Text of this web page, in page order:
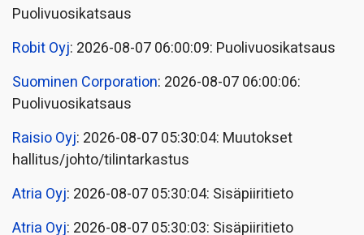
Puolivuosikatsaus
Robit Oyj: 2026-08-07 06:00:09: Puolivuosikatsaus
Suominen Corporation: 2026-08-07 06:00:06:
Puolivuosikatsaus
Raisio Oyj: 2026-08-07 05:30:04: Muutokset
hallitus/johto/tilintarkastus
Atria Oyj: 2026-08-07 05:30:04: Sisäpiiritieto
Atria Oyj: 2026-08-07 05:30:03: Sisäpiiritieto